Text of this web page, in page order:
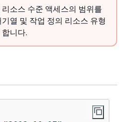
소스 수준 액세스의 범위를
열 및 작업 정의 리소스 유형
니다.